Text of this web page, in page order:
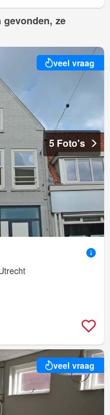
gevonden, ze
veel vraag
5 Foto's
veel vraag